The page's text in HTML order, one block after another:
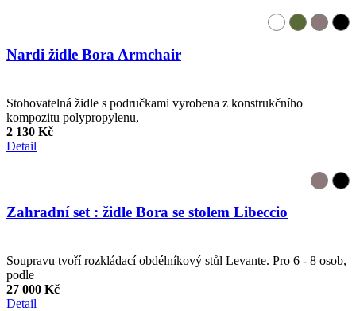
Nardi židle Bora Armchair
Stohovatelná židle s područkami vyrobena z konstrukčního
kompozitu polypropylenu,
2 130 Kč
Detail
Zahradní set : židle Bora se stolem Libeccio
Soupravu tvoří rozkládací obdélníkový stůl Levante. Pro 6 - 8 osob,
podle
27 000 Kč
Detail